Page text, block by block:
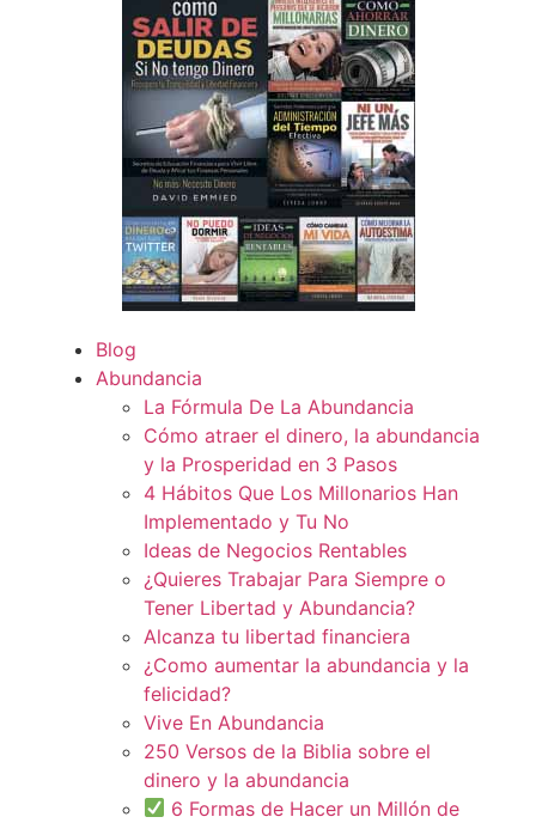
Blog
Abundancia
La Fórmula De La Abundancia
Cómo atraer el dinero, la abundancia
y la Prosperidad en 3 Pasos
4 Hábitos Que Los Millonarios Han
Implementado y Tu No
Ideas de Negocios Rentables
¿Quieres Trabajar Para Siempre o
Tener Libertad y Abundancia?
Alcanza tu libertad financiera
¿Como aumentar la abundancia y la
felicidad?
Vive En Abundancia
250 Versos de la Biblia sobre el
dinero y la abundancia
6 Formas de Hacer un Millón de